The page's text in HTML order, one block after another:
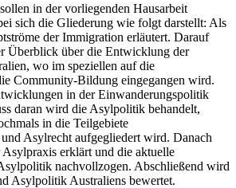
in der vorliegenden Hausarbeit
sich die Gliederung wie folgt darstellt: Als
der Immigration erläutert. Darauf
Überblick über die Entwicklung der
wo im speziellen auf die
Community-Bildung eingegangen wird.
in der Einwanderungspolitik
daran wird die Asylpolitik behandelt,
in die Teilgebiete
Asylrecht aufgegliedert wird. Danach
erklärt und die aktuelle
nachvollzogen. Abschließend wird
Asylpolitik Australiens bewertet.